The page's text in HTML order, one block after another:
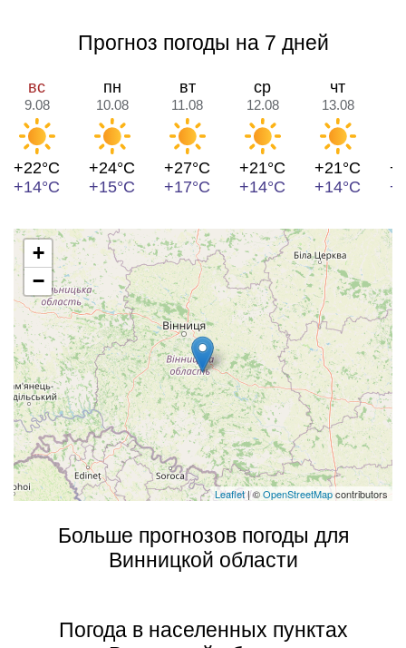
Прогноз погоды на 7 дней
вс
9.08
+22°C
+14°C
пн
10.08
+24°C
+15°C
вт
11.08
+27°C
+17°C
ср
12.08
+21°C
+14°C
чт
13.08
+21°C
+14°C
+
−
Leaflet| ©OpenStreetMapcontributors
Больше прогнозов погоды для
Винницкой области
Погода в населенных пунктах